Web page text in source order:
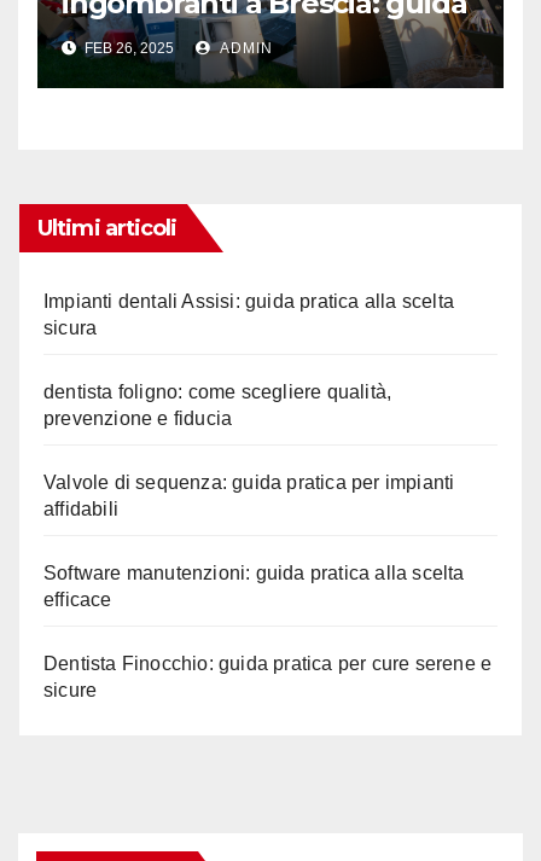
completa
FEB 26, 2025 ADMIN
Ultimi articoli
Impianti dentali Assisi: guida pratica alla scelta
sicura
dentista foligno: come scegliere qualità,
prevenzione e fiducia
Valvole di sequenza: guida pratica per impianti
affidabili
Software manutenzioni: guida pratica alla scelta
efficace
Dentista Finocchio: guida pratica per cure serene e
sicure